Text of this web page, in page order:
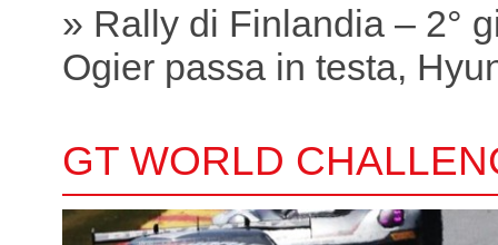
» Rally di Finlandia – 2°
Ogier passa in testa,
GT WORLD